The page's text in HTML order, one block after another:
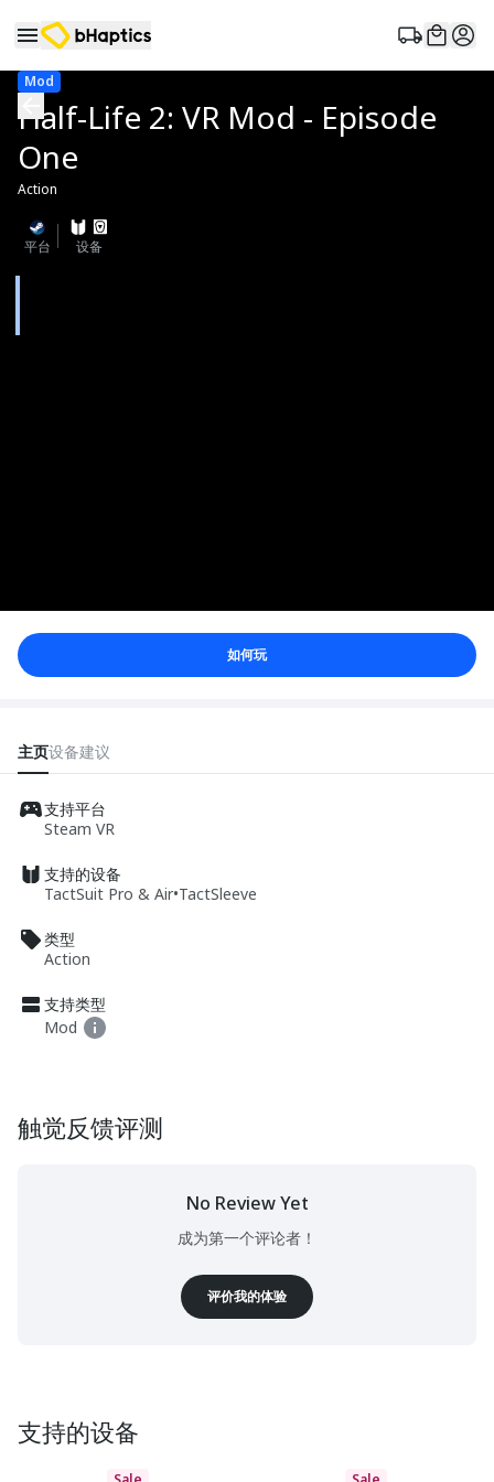
Mod
Half-Life 2: VR Mod - Episode
One
Action
平台 设备
如何玩
主页设备建议
支持平台
Steam VR
支持的设备
TactSuit Pro & Air•TactSleeve
类型
Action
支持类型
Mod
触觉反馈评测
No Review Yet
成为第一个评论者！
评价我的体验
支持的设备